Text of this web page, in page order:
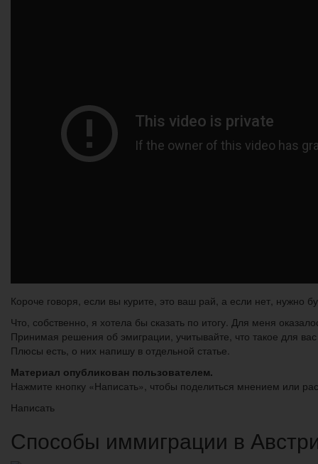
Короче говоря, если вы курите, это ваш рай, а если нет, нужно
Что, собственно, я хотела бы сказать по итогу. Для меня
Принимая решения об эмиграции, учитывайте, что такое для
Плюсы есть, о них напишу в отдельной статье.
Материал опубликован пользователем.
Нажмите кнопку «Написать», чтобы поделиться мнением или
Написать
Способы иммиграции в